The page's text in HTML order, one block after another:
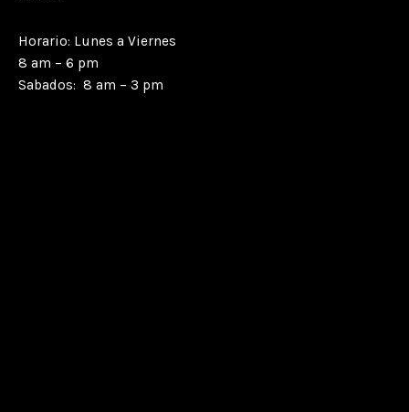
Horario: Lunes a Viernes
8 am – 6 pm
Sabados: 8 am – 3 pm